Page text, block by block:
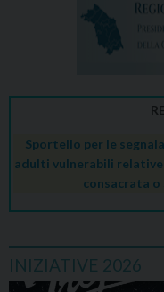
Sportello per le
adulti vulnerabili
consacrata
INIZIATIVE 2026